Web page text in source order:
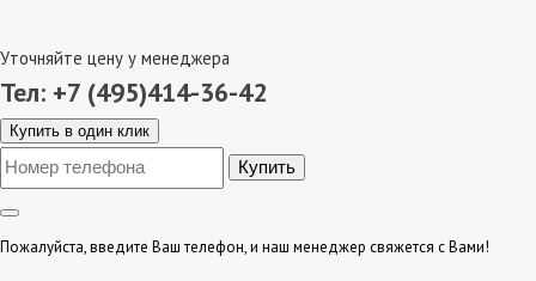
Уточняйте цену у менеджера
Тел: +7 (495)414-36-42
Купить в один клик
Пожалуйста, введите Ваш телефон, и наш менеджер свяжется с Вами!